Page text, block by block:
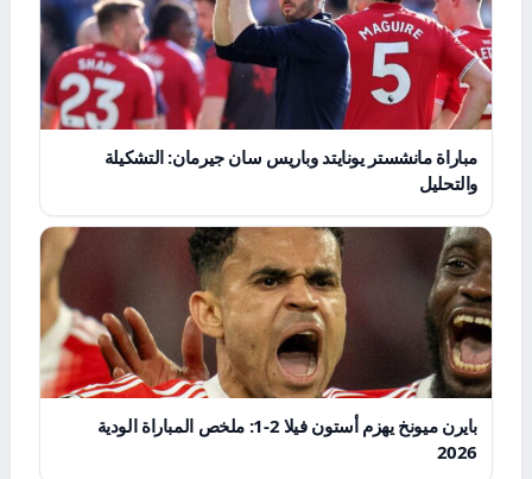
مباراة مانشستر يونايتد وباريس سان جيرمان: التشكيلة
والتحليل
بايرن ميونخ يهزم أستون فيلا 2-1: ملخص المباراة الودية
2026